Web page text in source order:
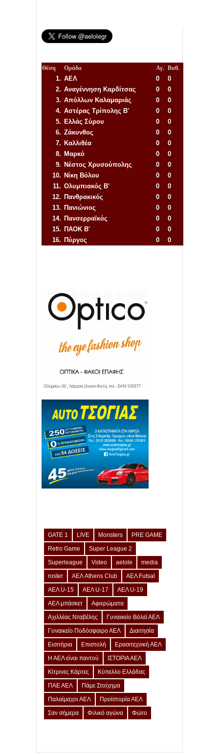
Θέση Ομάδα Αγ. Βαθ.
1. ΑΕΛ 0
0
2. Αναγέννηση Καρδίτσας 0
0
3. Απόλλων Καλαμαριάς 0
0
4. Αστέρας Τρίπολης Β' 0
0
5. Ελλάς Σύρου 0
0
6. Ζάκυνθος 0
0
7. Καλλιθέα 0
0
8. Μαρκό 0
0
9. Νέστος Χρυσούπολης 0
0
10. Νίκη Βόλου 0
0
11. Ολυμπιακός Β' 0
0
12. Πανθρακικός 0
0
13. Πανιώνιος 0
0
14. Πανσερραϊκός 0
0
15. ΠΑΟΚ Β' 0
0
16. Πύργος 0
0
GATE 1 LIVE Monsters
PRE GAME
Retro Game
Super League 2
Superleague
Video aelole
media
roster
ΑΕΛ Athens Club
ΑΕΛ Futsal
ΑΕΛ U-15
ΑΕΛ U-17
ΑΕΛ U-19
ΑΕΛ μπάσκετ
Αφιερώματα
Αχιλλέας Νταβέλης
Γυναικείο Βόλεϊ ΑΕΛ
Γυναικείο Ποδόσφαιρο ΑΕΛ
Διαιτησία
Εισιτήρια
Επιστολή
Ερασιτεχνική ΑΕΛ
Η ΑΕΛ είναι παντού
ΙΣΤΟΡΙΑ ΑΕΛ
Κίτρινες Κάρτες
Κύπελλο Ελλάδας
ΠΑΕ ΑΕΛ
Πάμε Στοίχημα
Παλαίμαχοι ΑΕΛ
Προϊστορία ΑΕΛ
Σαν σήμερα
Φιλικό αγώνα Φώτο